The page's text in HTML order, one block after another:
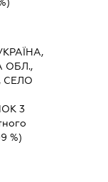
ОБЛ.,
СЕЛО
3
%)